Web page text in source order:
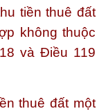
tiền thuê đất
không thuộc
và Điều 119
thuê đất một